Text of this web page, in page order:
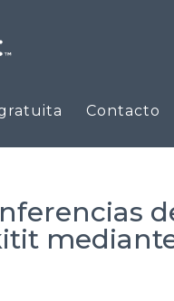
Contacto